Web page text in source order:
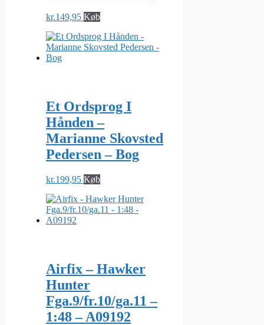
kr.149,95 Køb
Et Ordsprog I
Hånden –
Marianne Skovsted
Pedersen – Bog
kr.199,95 Køb
Airfix – Hawker
Hunter
Fga.9/fr.10/ga.11 –
1:48 – A09192